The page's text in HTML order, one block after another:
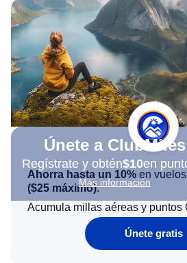
Únete a ClubMiles
Regístrate y obtén$10en
Más información
Ahorra hasta un 10% en
($25 máximo).
Acumula millas aéreas y puntos
Únete gratis